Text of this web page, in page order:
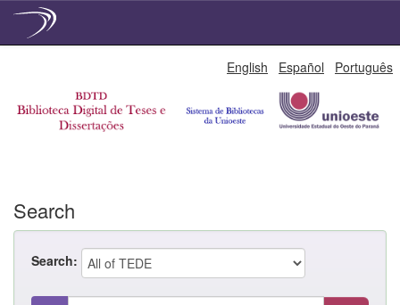
English Español Português
Search
Search: